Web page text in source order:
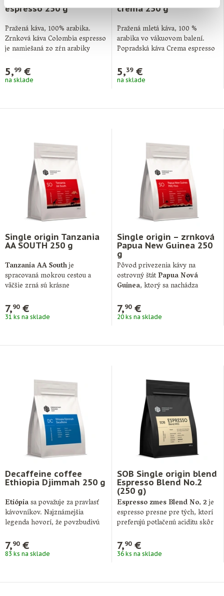
espresso 250 g
Pražená káva, 100% arabika.
Zrnková káva Colombia espresso
je namiešaná zo zŕn arabiky
5,99€
na sklade
crema 250 g
Pražená mletá káva, 100 %
arabika vo vákuovom balení.
Popradská káva Crema espresso
5,39€
na sklade
Single origin Tanzania
AA SOUTH 250 g
Tanzania AA Southje
spracovaná mokrou cestou a
väčšie zrná sú krásne
7,90€
31 ks na sklade
Single origin – zrnková
Papua New Guinea 250
g
Pôvod privezenia kávy na
ostrovný štátPapua Nová
Guinea, ktorý sa nachádza
7,90€
20 ks na sklade
Decaffeine coffee
Ethiopia Djimmah 250 g
Etiópiasa považuje za pravlasť
kávovníkov. Najznámejšia
legenda hovorí, že povzbudivú
7,90€
83 ks na sklade
SOB Single origin blend
Espresso Blend No.2
(250 g)
Espresso zmes Blend No. 2je
espresso presne pre tých, ktorí
preferujú potlačenú aciditu skôr
7,90€
36 ks na sklade